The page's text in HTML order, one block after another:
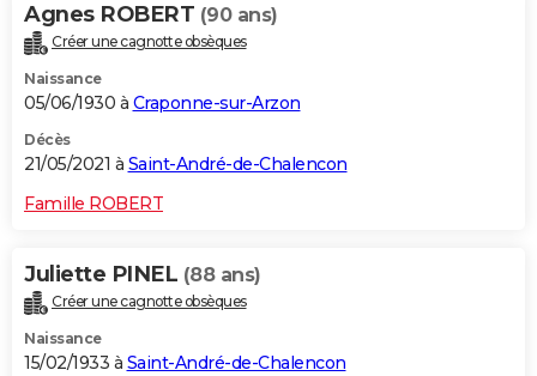
Agnes ROBERT (90 ans)
Créer une cagnotte obsèques
Naissance
05/06/1930 à Craponne-sur-Arzon
Décès
21/05/2021 à Saint-André-de-Chalencon
Famille ROBERT
Juliette PINEL (88 ans)
Créer une cagnotte obsèques
Naissance
15/02/1933 à Saint-André-de-Chalencon